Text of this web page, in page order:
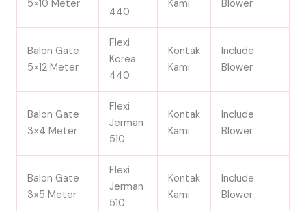
5×10 Meter
440
Kami Blower
Balon Gate
5×12 Meter
Flexi
Korea
440
Kontak
Kami
Include
Blower
Balon Gate
3×4 Meter
Flexi
Jerman
510
Kontak
Kami
Include
Blower
Balon Gate
3×5 Meter
Flexi
Jerman
510
Kontak
Kami
Include
Blower